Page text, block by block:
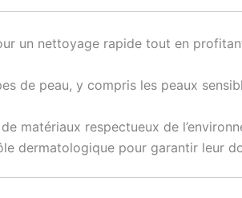
un nettoyage rapide tout en
de peau, y compris les peaux
matériaux respectueux de
dermatologique pour garantir leur